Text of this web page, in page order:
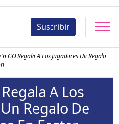
Suscribir
GO Regala A Los Jugadores Un Regalo
A Los
Regalo De